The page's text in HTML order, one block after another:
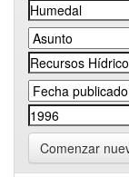
Comenzar